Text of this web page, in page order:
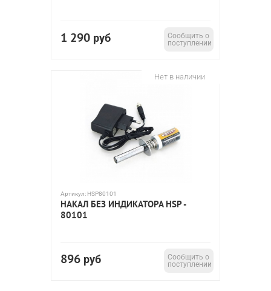
1 290 руб
Сообщить о
поступлении
Нет в наличии
Артикул: HSP80101
НАКАЛ БЕЗ ИНДИКАТОРА HSP -
80101
896 руб
Сообщить о
поступлении